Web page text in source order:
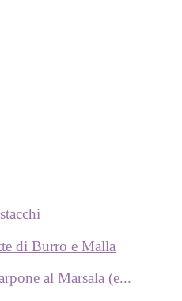
di Burro e Malla
al Marsala (e...